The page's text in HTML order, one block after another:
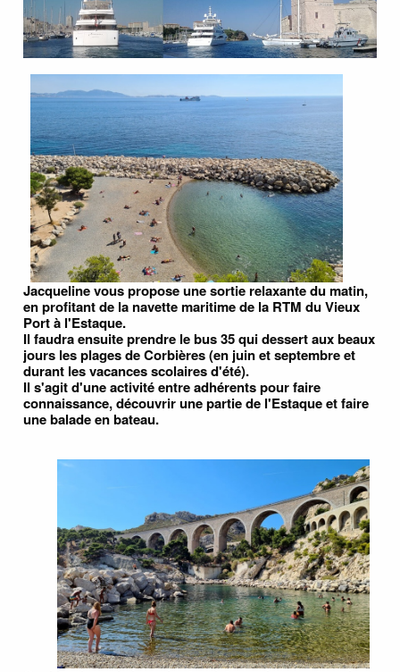
Jacqueline vous propose une sortie relaxante du matin,
en profitant de la navette maritime de la RTM du Vieux
Port à l'Estaque.
Il faudra ensuite prendre le bus 35 qui dessert aux beaux
jours les plages de Corbières (en juin et septembre et
durant les vacances scolaires d'été).
Il s'agit d'une activité entre adhérents pour faire
connaissance, découvrir une partie de l'Estaque et faire
une balade en bateau.